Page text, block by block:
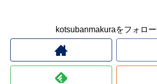
kotsubanmakuraをフォロ